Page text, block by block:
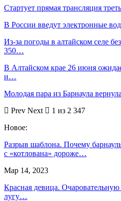
Стартует прямая трансляция
В России введут электронные
Из-за погоды в алтайском селе
350…
В Алтайском крае 26 июня
и…
Молодая пара из Барнаула
Prev Next
1 из 2 347
Новое:
Разрыв шаблона. Почему
с «котлована» дороже…
Мар 14, 2023
Красная девица.
лугу…